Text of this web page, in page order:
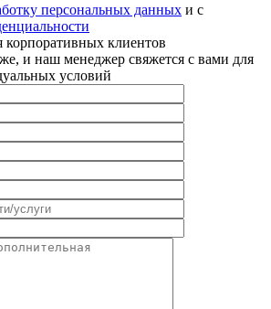
персональных данных и с
корпоративных клиентов
и наш менеджер свяжется с вами для
условий